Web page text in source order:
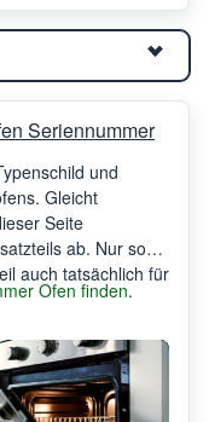
Seriennummer
und
Gleicht
Seite
ab. Nur so
auch tatsächlich für
Ofen finden.